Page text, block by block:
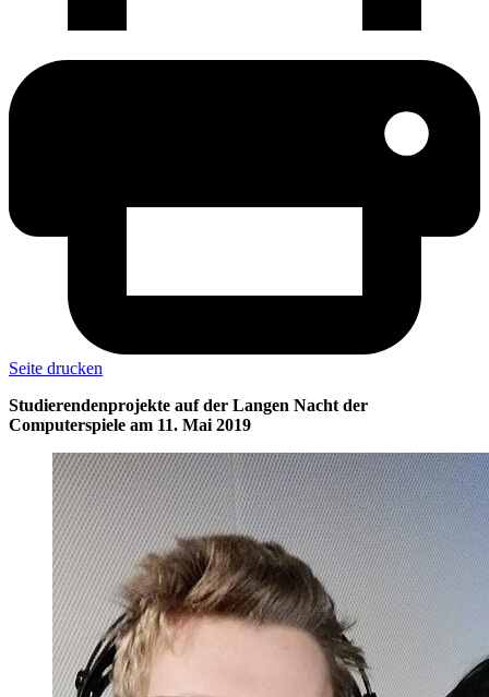
Seite drucken
Studierendenprojekte auf der Langen Nacht der
Computerspiele am 11. Mai 2019